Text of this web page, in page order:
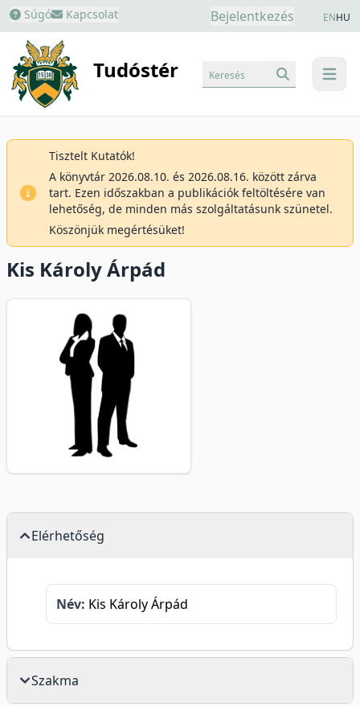
Súgó Kapcsolat Bejelentkezés ENHU
Tudóstér menu
Keresés
Tisztelt Kutatók!
A könyvtár 2026.08.10. és 2026.08.16. között zárva
tart. Ezen időszakban a publikációk feltöltésére van
lehetőség, de minden más szolgáltatásunk szünetel.
Köszönjük megértésüket!
Kis Károly Árpád
Elérhetőség
Név: Kis Károly Árpád
Szakma